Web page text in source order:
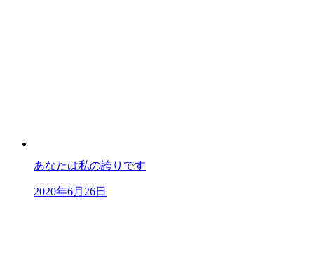
あなたは私の誇りです
2020年6月26日